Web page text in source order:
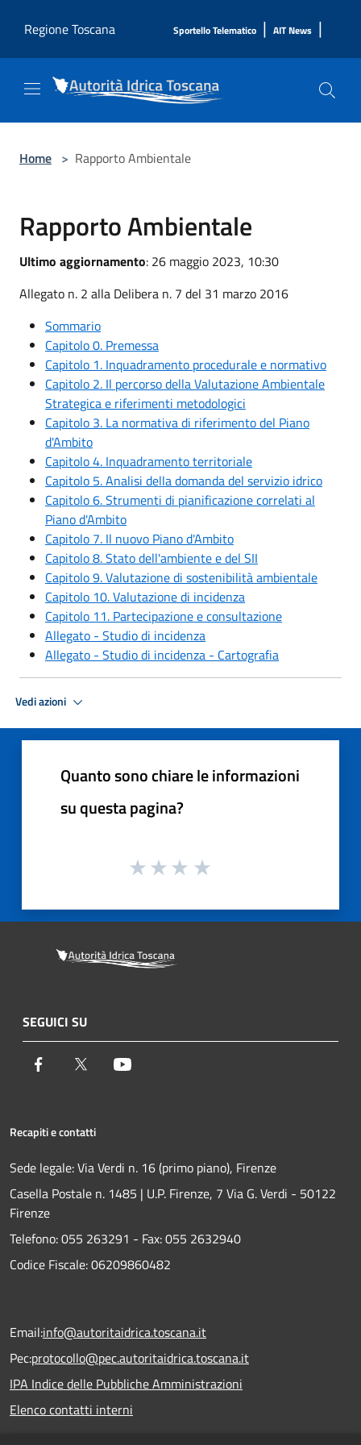
Regione Toscana
Sportello Telematico | AIT News |
Home > Rapporto Ambientale
Rapporto Ambientale
Ultimo aggiornamento: 26 maggio 2023, 10:30
Allegato n. 2 alla Delibera n. 7 del 31 marzo 2016
Sommario
Capitolo 0. Premessa
Capitolo 1. Inquadramento procedurale e normativo
Capitolo 2. Il percorso della Valutazione Ambientale
Strategica e riferimenti metodologici
Capitolo 3. La normativa di riferimento del Piano
d'Ambito
Capitolo 4. Inquadramento territoriale
Capitolo 5. Analisi della domanda del servizio idrico
Capitolo 6. Strumenti di pianificazione correlati al
Piano d'Ambito
Capitolo 7. Il nuovo Piano d'Ambito
Capitolo 8. Stato dell'ambiente e del SII
Capitolo 9. Valutazione di sostenibilità ambientale
Capitolo 10. Valutazione di incidenza
Capitolo 11. Partecipazione e consultazione
Allegato - Studio di incidenza
Allegato - Studio di incidenza - Cartografia
Vedi azioni
Quanto sono chiare le informazioni
su questa pagina?
SEGUICI SU
Facebook Twitter
Recapiti e contatti
Sede legale: Via Verdi n. 16 (primo piano), Firenze
Casella Postale n. 1485 | U.P. Firenze, 7 Via G. Verdi - 50122
Firenze
Telefono:055 263291 - Fax:055 2632940
Codice Fiscale: 06209860482
Email:info@autoritaidrica.toscana.it
Pec:protocollo@pec.autoritaidrica.toscana.it
IPA Indice delle Pubbliche Amministrazioni
Elenco contatti interni